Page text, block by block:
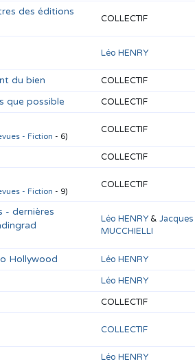
des éditions
COLLECTIF
Léo HENRY
du bien COLLECTIF
que possible COLLECTIF
- Fiction - 6)
COLLECTIF
COLLECTIF
- Fiction - 9)
COLLECTIF
- dernières
Léo HENRY& Jacques
MUCCHIELLI
Hollywood Léo HENRY
Léo HENRY
COLLECTIF
COLLECTIF
Léo HENRY